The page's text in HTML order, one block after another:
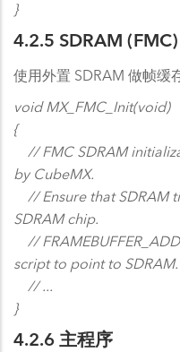
}
4.2.5 SDRAM
使用外置 SDRAM 做帧缓
void MX_FMC_Init(void)
{
// FMC SDRAM
by CubeMX.
// Ensure that SDRAM
SDRAM chip.
//
script to point to SDRAM.
// ...
}
4.2.6 主程序